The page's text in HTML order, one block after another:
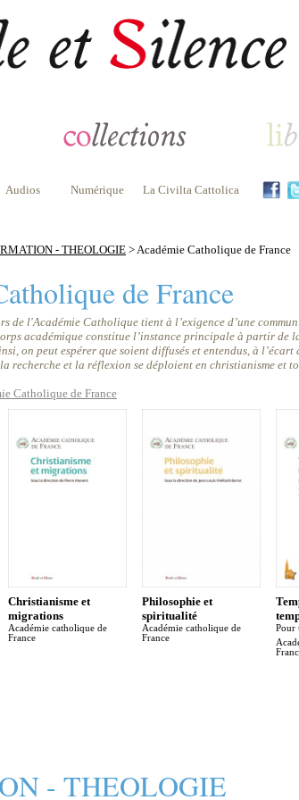
Audios Numérique La Civilta Cattolica
- THEOLOGIE> Académie Catholique de France
de France
de l'Académie Catholique tient à l’exigence d’une
académique constitue l’instance principale à partir de
on peut espérer que soient diffusés et entendus, à l’écart
recherche et la réflexion se déploient en christianisme et
Catholique de France
Christianisme et
migrations
Académie catholique de
France
Philosophie et
spiritualité
Académie catholique de
France
Pour
- THEOLOGIE